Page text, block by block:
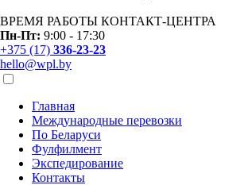
ВРЕМЯ РАБОТЫ КОНТАКТ-ЦЕНТРА
Пн-Пт: 9:00 - 17:30
+375 (17) 336-23-23
hello@wpl.by
Главная
Международные перевозки
По Беларуси
Фулфилмент
Экспедирование
Контакты